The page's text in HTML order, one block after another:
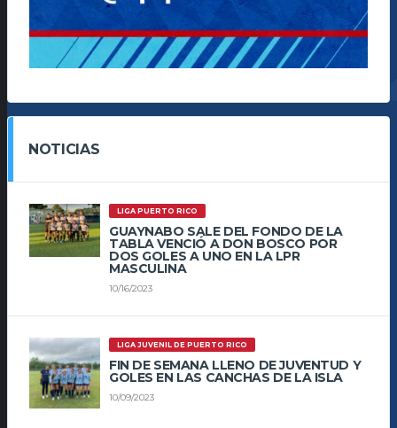
NOTICIAS
LIGA PUERTO RICO
GUAYNABO SALE DEL FONDO DE LA
TABLA VENCIÓ A DON BOSCO POR
DOS GOLES A UNO EN LA LPR
MASCULINA
10/16/2023
LIGA JUVENIL DE PUERTO RICO
FIN DE SEMANA LLENO DE JUVENTUD Y
GOLES EN LAS CANCHAS DE LA ISLA
10/09/2023